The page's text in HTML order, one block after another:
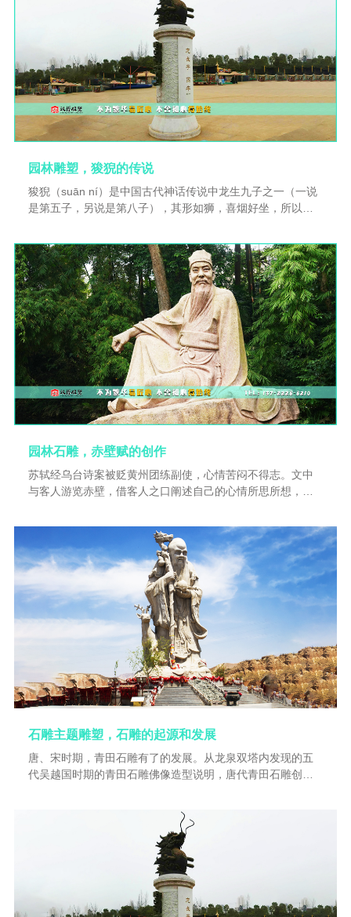
中由来已久的弊政、陋习进行抨击，体现出更深沉的批判意
园林雕塑，狻猊的传说
狻猊（suān ní）是中国古代神话传说中龙生九子之一（一说
是第五子，另说是第八子），其形如狮，喜烟好坐，所以形
园林石雕，赤壁赋的创作
苏轼经乌台诗案被贬黄州团练副使，心情苦闷不得志。文中
与客人游览赤壁，借客人之口阐述自己的心情所思所想，引
感叹人生的短暂。“寄蜉蝣于天地，渺沧海之一粟。挟飞仙以
遨游，抱明月而长终。”自己又回答客人，表明自己豁达的态
度。1082年秋、冬，先后两次游览了黄州附近的赤壁，写下
这两篇赋。这个时期，作者的思想是矛盾的：一方面，他对
受到残酷打击感到愤懑、痛苦；另一方面，时时想从老庄佛
学求得解脱。同时，在躬耕农事与田父野老的交往中，感到
了温暖，增强了信心，也使他的思想更接近现实。他的前后
赤壁赋正反映了这时的思想情感
石雕主题雕塑，石雕的起源和发展
唐、宋时期，青田石雕有了的发展。从龙泉双塔内发现的五
代吴越国时期的青田石雕佛像造型说明，唐代青田石雕创作
田石自身石色、石质、可雕性的优势，开创了“多层次镂雕”技
艺的先河。多层次镂雕是青田石雕一大特色。精致入微的刻
划和复杂层次的处理是任何玉石雕刻都难以做到的。清代和
民国初，青田石雕作为江南名产屡被选作贡品。乾隆八旬万
寿节，大臣们用青田石雕制作一套（60枚）“宝典福书"印章作
寿礼（现存北京故宫博物院）。随着远洋商贸开通，青田石